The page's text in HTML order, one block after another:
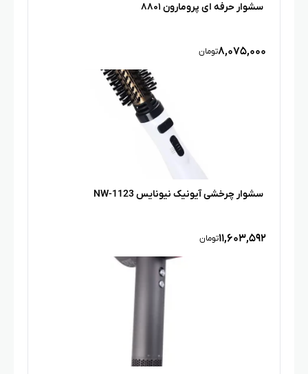
سشوار حرفه ای پرومارون ۸۸۰۱
۸,۰۷۵,۰۰۰تومان
سشوار چرخشی آیونیک نیونایس NW-1123
۱۱,۶۰۳,۵۹۲تومان